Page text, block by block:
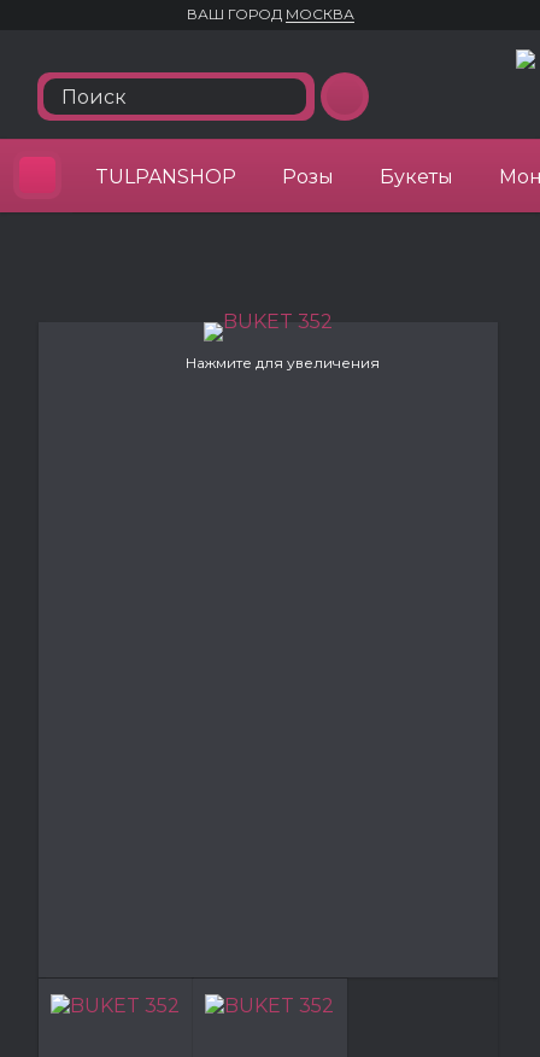
ВАШ ГОРОД МОСКВА
TULPANSHOP Розы Букеты
Нажмите для увеличения